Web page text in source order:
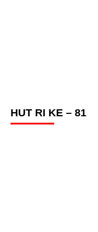
HUT RI KE – 81